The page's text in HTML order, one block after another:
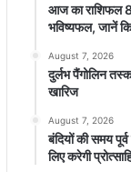
आज का राशिफल
भविष्यफल, जानें
August 7, 2026
दुर्लभ पैंगोलिन
खारिज
August 7, 2026
बंदियों की समय
लिए करेगी